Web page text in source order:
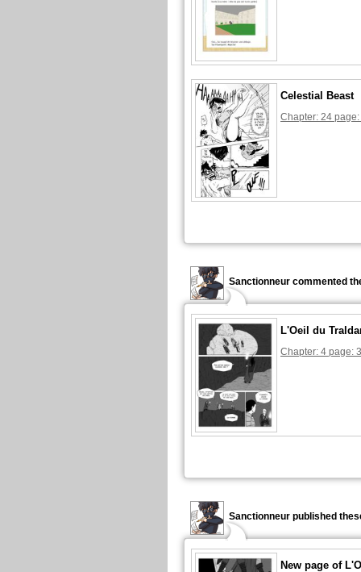
Celestial Beast
Chapter: 24 page:
Sanctionneur commented
L'Oeil du
Chapter: 4 page:
Sanctionneur published
New page of